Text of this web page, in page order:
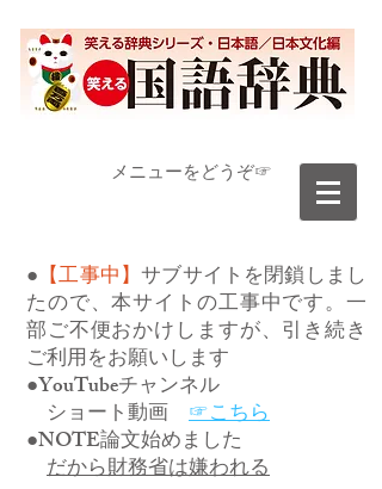
​メニューをどうぞ☞
● 【工事中】サブサイトを閉鎖しまし
たので、本サイトの工事中です。一
部ご不便おかけしますが、引き続き
ご利用をお願いします
●YouTubeチャンネル
ショート動画 ☞こちら
●NOTE論文始めました
だから財務省は嫌われる